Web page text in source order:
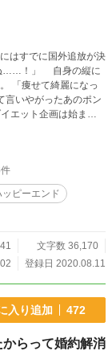
はすでに国外追放が決
言いやがったあのポン
しくださいm(_ _)m
ッピーエンド
文字数 36,170
登録日 2020.08.11
入り追加 472
らって婚約解消